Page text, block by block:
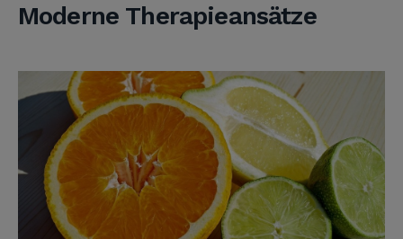
Moderne Therapieansätze